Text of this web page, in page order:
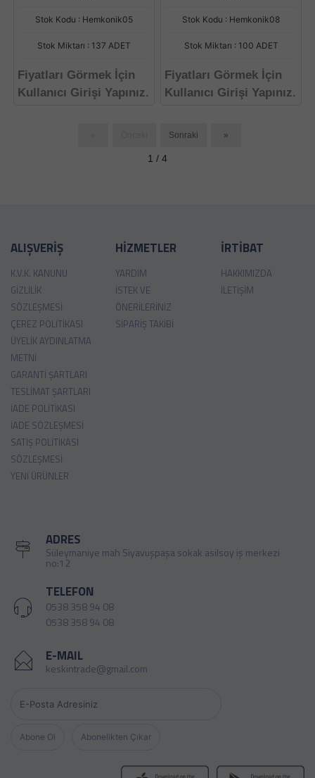
Stok Kodu : Hemkonik05
Stok Miktarı : 137 ADET
Fiyatları Görmek İçin
Kullanıcı Girişi Yapınız.
Stok Kodu : Hemkonik08
Stok Miktarı : 100 ADET
Fiyatları Görmek İçin
Kullanıcı Girişi Yapınız.
Sonraki »
1 / 4
ALIŞVERİŞ
K.V.K. KANUNU
GIZLILIK
SÖZLEŞMESI
ÇEREZ POLITIKASI
ÜYELIK AYDINLATMA
METNI
GARANTI ŞARTLARI
TESLIMAT ŞARTLARI
İADE POLITIKASI
İADE SÖZLEŞMESI
SATIŞ POLITIKASI
SÖZLEŞMESI
YENI ÜRÜNLER
HİZMETLER
YARDIM
İSTEK VE
ÖNERILERINIZ
SIPARIŞ TAKIBI
İRTİBAT
HAKKIMIZDA
İLETIŞIM
ADRES
Süleymaniye mah Siyavuşpaşa sokak asilsoy iş merkezi
no:12
TELEFON
0538 358 94 08
0538 358 94 08
E-MAIL
keskintrade@gmail.com
Abone Ol Abonelikten Çıkar